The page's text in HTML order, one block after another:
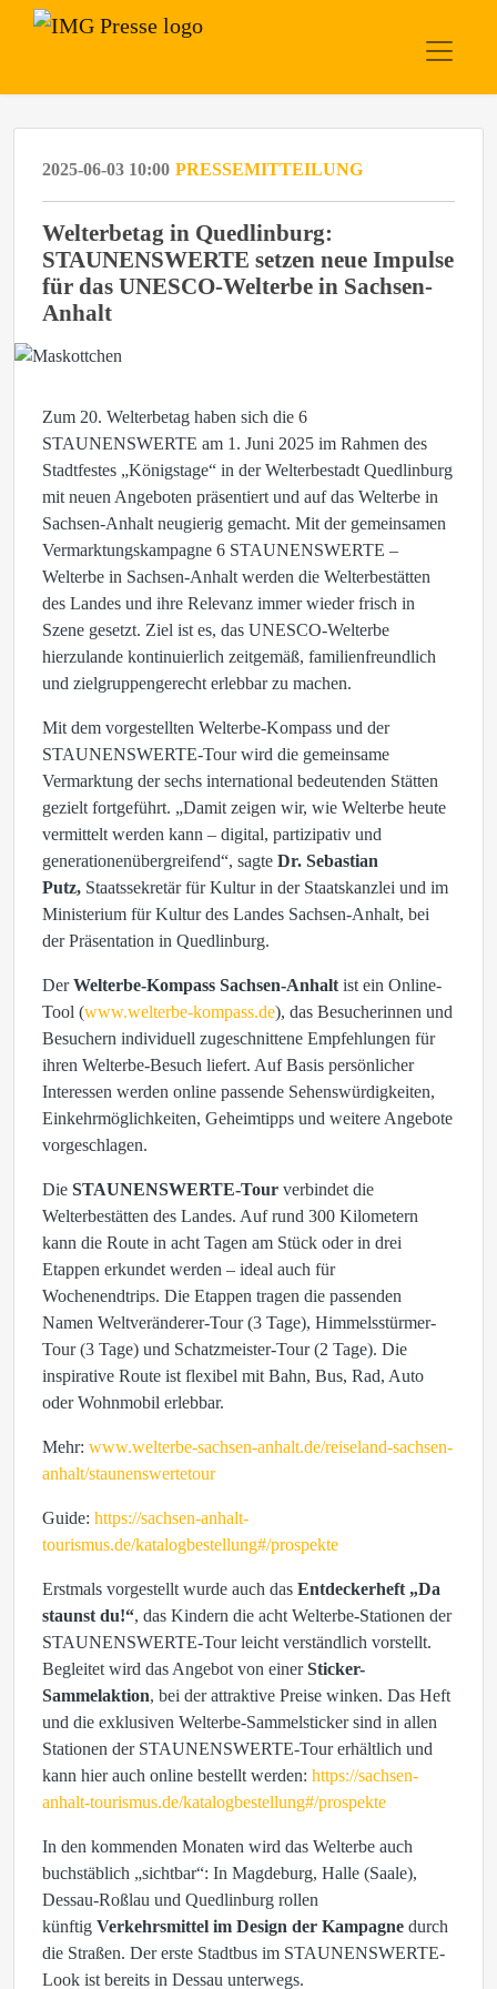
2025-06-03 10:00 PRESSEMITTEILUNG
Welterbetag in Quedlinburg:
STAUNENSWERTE setzen neue Impulse
für das UNESCO-Welterbe in Sachsen-
Anhalt
Zum 20. Welterbetag haben sich die 6
STAUNENSWERTE am 1. Juni 2025 im Rahmen des
Stadtfestes „Königstage“ in der Welterbestadt Quedlinburg
mit neuen Angeboten präsentiert und auf das Welterbe in
Sachsen-Anhalt neugierig gemacht. Mit der gemeinsamen
Vermarktungskampagne 6 STAUNENSWERTE –
Welterbe in Sachsen-Anhalt werden die Welterbestätten
des Landes und ihre Relevanz immer wieder frisch in
Szene gesetzt. Ziel ist es, das UNESCO-Welterbe
hierzulande kontinuierlich zeitgemäß, familienfreundlich
und zielgruppengerecht erlebbar zu machen.
Mit dem vorgestellten Welterbe-Kompass und der
STAUNENSWERTE-Tour wird die gemeinsame
Vermarktung der sechs international bedeutenden Stätten
gezielt fortgeführt. „Damit zeigen wir, wie Welterbe heute
vermittelt werden kann – digital, partizipativ und
generationenübergreifend“, sagte Dr. Sebastian
Putz, Staatssekretär für Kultur in der Staatskanzlei und im
Ministerium für Kultur des Landes Sachsen-Anhalt, bei
der Präsentation in Quedlinburg.
DerWelterbe-Kompass Sachsen-Anhalt ist ein Online-
Tool (www.welterbe-kompass.de), das Besucherinnen und
Besuchern individuell zugeschnittene Empfehlungen für
ihren Welterbe-Besuch liefert. Auf Basis persönlicher
Interessen werden online passende Sehenswürdigkeiten,
Einkehrmöglichkeiten, Geheimtipps und weitere Angebote
vorgeschlagen.
Die STAUNENSWERTE-Tour verbindet die
Welterbestätten des Landes. Auf rund 300 Kilometern
kann die Route in acht Tagen am Stück oder in drei
Etappen erkundet werden – ideal auch für
Wochenendtrips. Die Etappen tragen die passenden
Namen Weltveränderer-Tour (3 Tage), Himmelsstürmer-
Tour (3 Tage) und Schatzmeister-Tour (2 Tage). Die
inspirative Route ist flexibel mit Bahn, Bus, Rad, Auto
oder Wohnmobil erlebbar.
Mehr: www.welterbe-sachsen-anhalt.de/reiseland-sachsen-
anhalt/staunenswertetour
Guide: https://sachsen-anhalt-
tourismus.de/katalogbestellung#/prospekte
Erstmals vorgestellt wurde auch das Entdeckerheft „Da
staunst du!“, das Kindern die acht Welterbe-Stationen der
STAUNENSWERTE-Tour leicht verständlich vorstellt.
Begleitet wird das Angebot von einerSticker-
Sammelaktion, bei der attraktive Preise winken. Das Heft
und die exklusiven Welterbe-Sammelsticker sind in allen
Stationen der STAUNENSWERTE-Tour erhältlich und
kann hier auch online bestellt werden: https://sachsen-
anhalt-tourismus.de/katalogbestellung#/prospekte
In den kommenden Monaten wird das Welterbe auch
buchstäblich „sichtbar“: In Magdeburg, Halle (Saale),
Dessau-Roßlau und Quedlinburg rollen
künftig Verkehrsmittel im Design der Kampagne durch
die Straßen. Der erste Stadtbus im STAUNENSWERTE-
Look ist bereits in Dessau unterwegs.